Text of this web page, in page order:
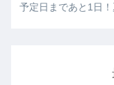
予定日まであと1日